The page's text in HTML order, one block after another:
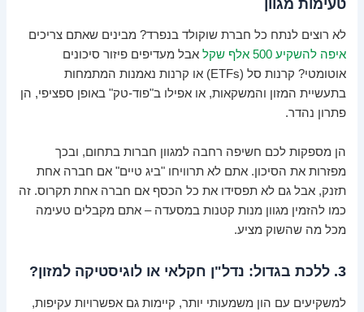
טעימות מגוון
לא רוצים לנתח כל חברת שוקולד בנפרד? מבינים שאתם צריכים
איפה להשקיע 500 אלף שקל
אבל מעדיפים פיזור סיכונים
אוטומטי? קרנות סל (ETFs) או קרנות נאמנות המתמחות
בתעשיית המזון והמשקאות, או אפילו ב"פוד-טק" באופן ספציפי, הן
פתרון נהדר.
הן מספקות לכם חשיפה רחבה למגוון חברות בתחום, ובכך
מפזרות את הסיכון. אתם לא תרוויחו "ביג טיים" אם חברה אחת
תזנק, אבל גם לא תפסידו את כל הכסף אם חברה אחת תקרוס. זה
כמו להזמין מגוון מנות קטנות במסעדה – אתם מקבלים טעימה
מכל מה שהשוק מציע.
3. ללכת בגדול: נדל"ן חקלאי או לוגיסטיקה למזון?
למשקיעים עם הון משמעותי יותר, קיימות גם אפשרויות עקיפות,